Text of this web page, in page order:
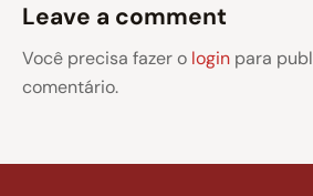
Leave a comment
Você precisa fazer o login para
comentário.